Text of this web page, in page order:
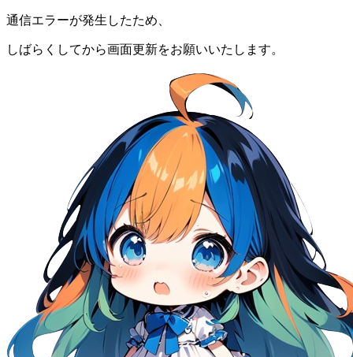
通信エラーが発生したため、
しばらくしてから画面更新をお願いいたします。